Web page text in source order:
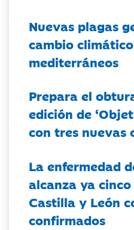
Nuevas plagas
cambio
mediterráneos
Prepara el
edición de
con tres nuevas
La enfermedad
alcanza ya
Castilla y León
confirmados